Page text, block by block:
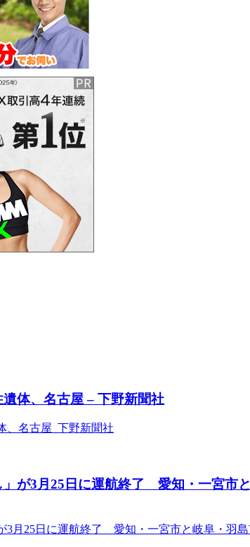
体、名古屋 – 下野新聞社
、名古屋 下野新聞社
が3月25日に運航終了 愛知・一宮市
3月25日に運航終了 愛知・一宮市と岐阜・羽島